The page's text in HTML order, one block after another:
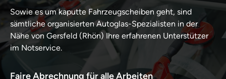
Sowie es um kaputte Fahrzeugscheiben geht, sind
sämtliche organisierten Autoglas-Spezialisten in der
Nähe von Gersfeld (Rhön) Ihre erfahrenen Unterstützer
im Notservice.
Faire Abrechnung für alle Arbeiten